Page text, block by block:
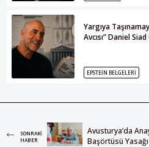
Yargıya
Avcısı” Daniel
EPSTEIN BELGELERI
SONRAKI
HABER
Avusturya’da
Başörtüsü